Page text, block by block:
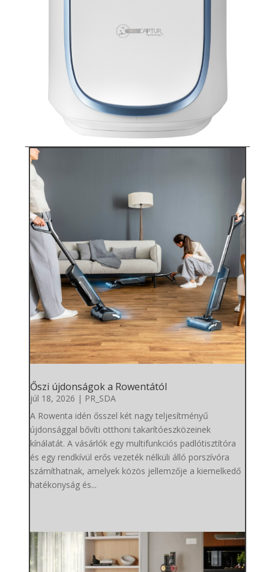
Őszi újdonságok a Rowentától
júl 18, 2026 | PR_SDA
A Rowenta idén ősszel két nagy teljesítményű
újdonsággal bővíti otthoni takarítóeszközeinek
kínálatát. A vásárlók egy multifunkciós padlótisztítóra
és egy rendkívül erős vezeték nélküli álló porszívóra
számíthatnak, amelyek közös jellemzője a kiemelkedő
hatékonyság és...